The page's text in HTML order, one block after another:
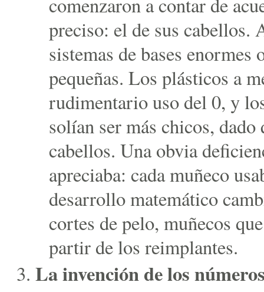
preciso: el de sus cabellos.
sistemas de bases
pequeñas. Los plásticos a
rudimentario uso del 0, y
solían ser más chicos, dado
cabellos. Una obvia
apreciaba: cada muñeco
desarrollo matemático
cortes de pelo, muñecos
partir de los reimplantes.
La invención de los